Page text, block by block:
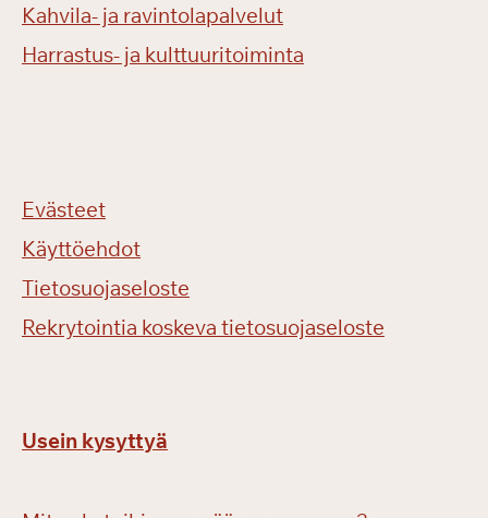
Kahvila- ja ravintolapalvelut
Harrastus- ja kulttuuritoiminta
Evästeet
Käyttöehdot
Tietosuojaseloste
Rekrytointia koskeva tietosuojaseloste
Usein kysyttyä